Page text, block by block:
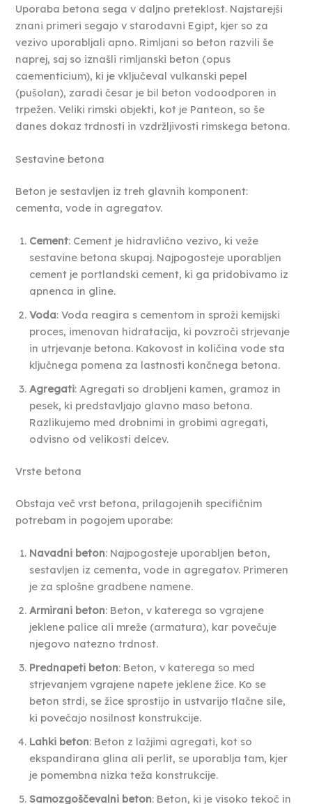
Uporaba betona sega v daljno preteklost. Najstarejši
znani primeri segajo v starodavni Egipt, kjer so za
vezivo uporabljali apno. Rimljani so beton razvili še
naprej, saj so iznašli rimljanski beton (opus
caementicium), ki je vključeval vulkanski pepel
(pušolan), zaradi česar je bil beton vodoodporen in
trpežen. Veliki rimski objekti, kot je Panteon, so še
danes dokaz trdnosti in vzdržljivosti rimskega betona.
Sestavine betona
Beton je sestavljen iz treh glavnih komponent:
cementa, vode in agregatov.
Cement: Cement je hidravlično vezivo, ki veže
sestavine betona skupaj. Najpogosteje uporabljen
cement je portlandski cement, ki ga pridobivamo iz
apnenca in gline.
Voda: Voda reagira s cementom in sproži kemijski
proces, imenovan hidratacija, ki povzroči strjevanje
in utrjevanje betona. Kakovost in količina vode sta
ključnega pomena za lastnosti končnega betona.
Agregati: Agregati so drobljeni kamen, gramoz in
pesek, ki predstavljajo glavno maso betona.
Razlikujemo med drobnimi in grobimi agregati,
odvisno od velikosti delcev.
Vrste betona
Obstaja več vrst betona, prilagojenih specifičnim
potrebam in pogojem uporabe:
Navadni beton: Najpogosteje uporabljen beton,
sestavljen iz cementa, vode in agregatov. Primeren
je za splošne gradbene namene.
Armirani beton: Beton, v katerega so vgrajene
jeklene palice ali mreže (armatura), kar povečuje
njegovo natezno trdnost.
Prednapeti beton: Beton, v katerega so med
strjevanjem vgrajene napete jeklene žice. Ko se
beton strdi, se žice sprostijo in ustvarijo tlačne sile,
ki povečajo nosilnost konstrukcije.
Lahki beton: Beton z lažjimi agregati, kot so
ekspandirana glina ali perlit, se uporablja tam, kjer
je pomembna nizka teža konstrukcije.
Samozgoščevalni beton: Beton, ki je visoko tekoč in